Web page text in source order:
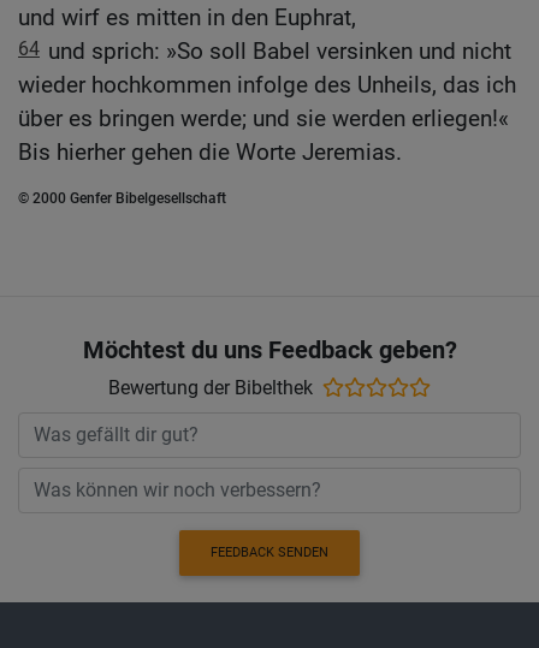
und wirf es mitten in den Euphrat,
64 und sprich: »So soll Babel versinken und nicht
wieder hochkommen infolge des Unheils, das ich
über es bringen werde; und sie werden erliegen!«
Bis hierher gehen die Worte Jeremias.
© 2000 Genfer Bibelgesellschaft
Möchtest du uns Feedback geben?
Bewertung der Bibelthek
FEEDBACK SENDEN